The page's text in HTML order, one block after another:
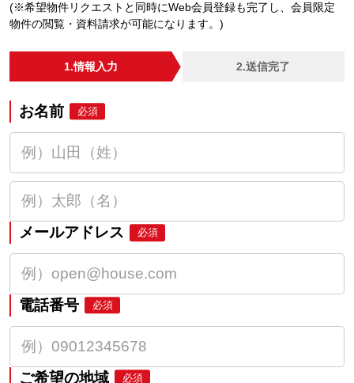
(※希望物件リクエストと同時にWeb会員登録も完了し、会員限定
物件の閲覧・資料請求が可能になります。)
1.情報入力 2.送信完了
お名前 必須
メールアドレス 必須
電話番号 必須
ご希望の地域 必須